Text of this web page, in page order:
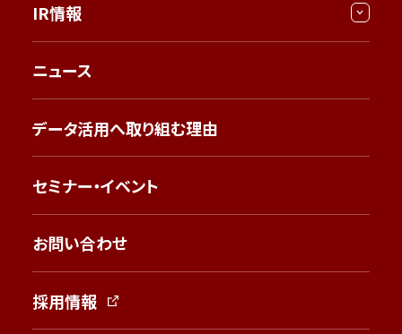
IR情報
ニュース
データ活用へ取り組む理由
セミナー・イベント
お問い合わせ
採用情報